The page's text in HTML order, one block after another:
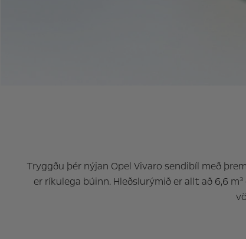
Tryggðu þér nýjan Opel Vivaro sendibíl með
er ríkulega búinn. Hleðslurýmið er allt að 6,6